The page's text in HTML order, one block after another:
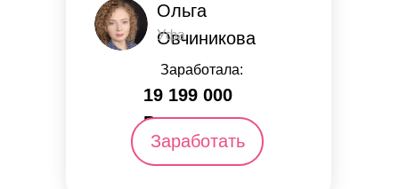
Ольга
Овчиникова
Уфа
Заработала:
19 199 000
Р.
Заработать